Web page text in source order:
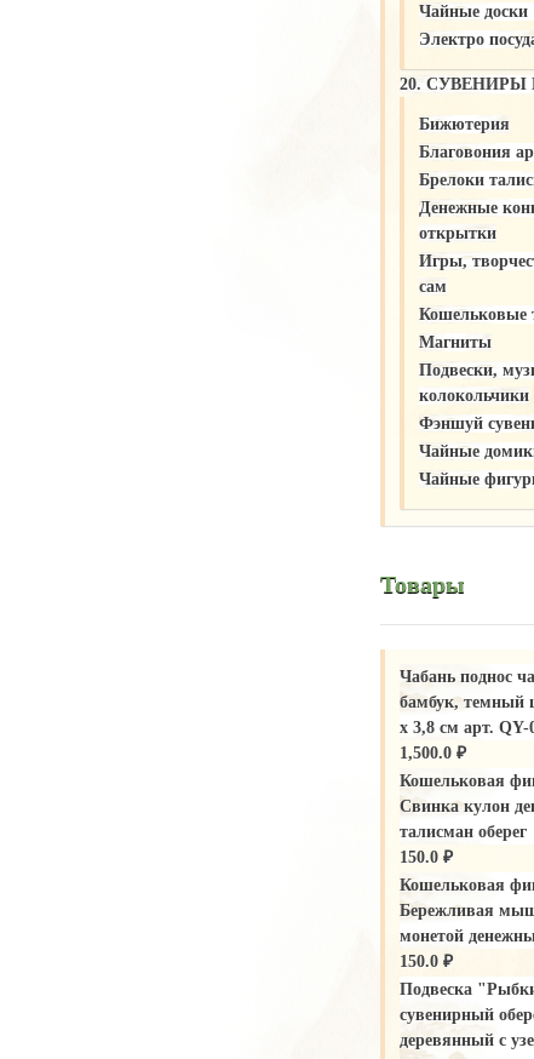
Чайные доски
Электро
20.
Бижютерия
Благовония
Брелоки
Денежные
открытки
Игры,
сам
Кошельковые
Магниты
Подвески,
колокольчики
Фэншуй
Чайные
Чайные
Товары
Чабань поднос
бамбук, темный
х 3,8 см арт. QY-
1,500.0 ₽
Кошельковая
Свинка кулон
талисман оберег
150.0 ₽
Кошельковая
Бережливая
монетой
150.0 ₽
Подвеска
сувенирный
деревянный с